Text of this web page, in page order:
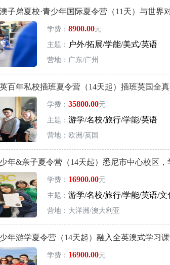
子弟夏校·青少年国际夏令营（11天）与世界
学费：8900.00元
主题： 户外/拓展/学能/美式/英语
营地：广东/广州
英百年私校插班夏令营（14天起）插班英国全
学费：35800.00元
主题：游学/名校/旅行/学能/英语
营地：欧洲/英国
少年&亲子夏令营（14天起）悉尼市中心校区
学费： 16900.00元
主题：游学/名校/旅行/学能/英语/文
营地：大洋洲/澳大利亚
年游学夏令营（14天起）融入全英澳式学习
学费： 16900.00元